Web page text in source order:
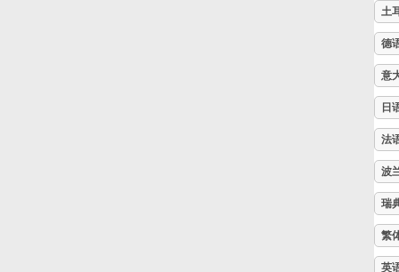
土
德
意
日
法
波
瑞
繁
英